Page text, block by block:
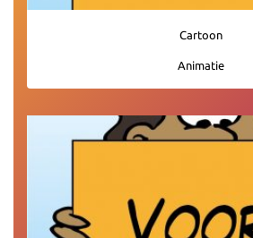
Cartoon
Animatie